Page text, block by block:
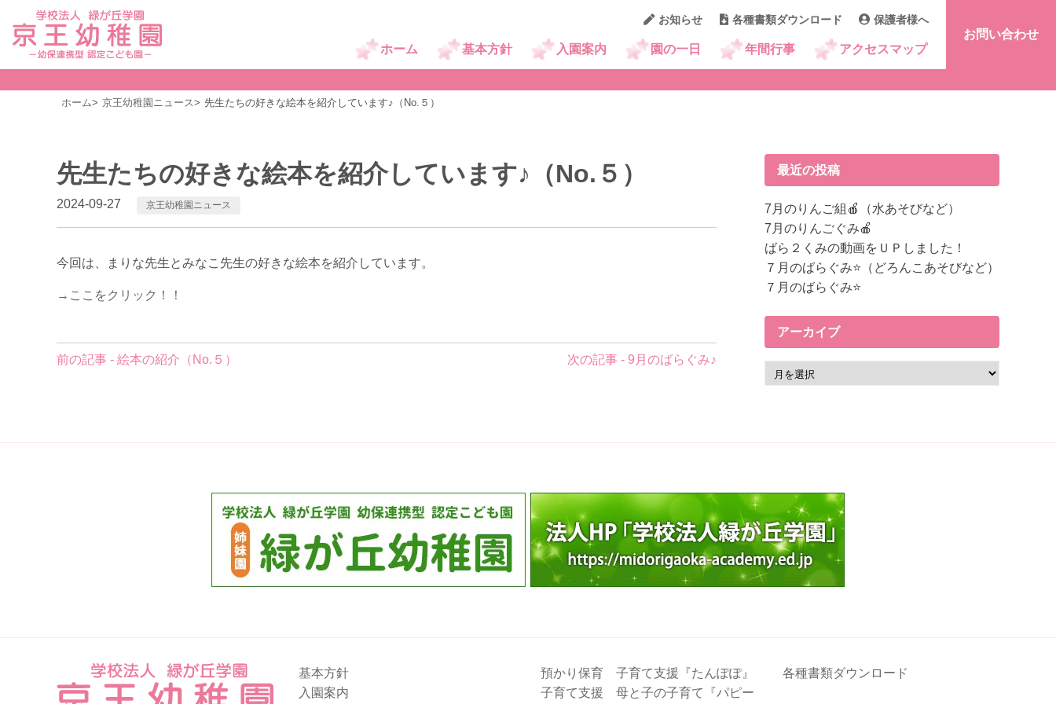
お知らせ 各種書類ダウンロード 保護者様へ
ホーム 基本方針 入園案内 園の一日 年間行事 アクセスマップ
お問い合わせ
京王幼稚園ニュース
ホーム 京王幼稚園ニュース 先生たちの好きな絵本を紹介しています♪（No.５）
先生たちの好きな絵本を紹介しています♪（No.５）
2024-09-27 京王幼稚園ニュース
今回は、まりな先生とみなこ先生の好きな絵本を紹介しています。
→ここをクリック！！
前
前の記事 - 絵本の紹介（No.５） 次の記事 - 9月のばらぐみ♪
最近の投稿
7月のりんご組🍎（水あそびなど）
7月のりんごぐみ🍎
ばら２くみの動画をＵＰしました！
７月のばらぐみ⭐（どろんこあそびなど）
７月のばらぐみ⭐
アーカイブ
ー
基本方針
入園案内
預かり保育 子育て支援『たんぽぽ』
子育て支援 母と子の子育て『パピー
各種書類ダウンロード